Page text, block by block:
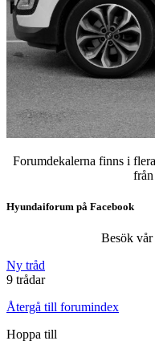
Forumdekalerna finns i
från
Hyundaiforum på Facebook
Besök vår
Ny tråd
9 trådar
Återgå till forumindex
Hoppa till